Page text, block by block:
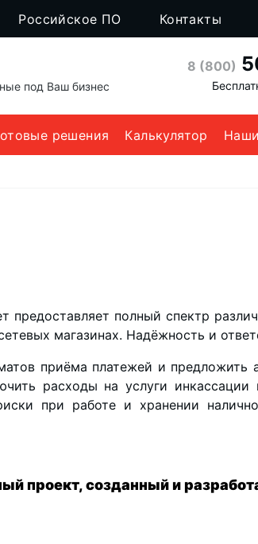
Российское ПО Контакты
под Ваш бизнес
8 (800)
решения Калькулятор
полный спектр
магазинах. Надёжность и
приёма платежей и предложить
расходы на услуги
при работе и хранении
проект, созданный и